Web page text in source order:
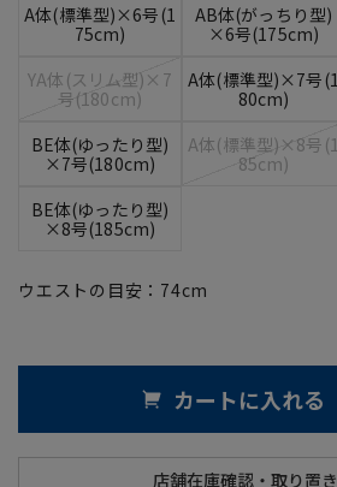
A体(標準型)×6号(1
75cm)
AB体(がっちり型)
×6号(175cm)
YA体(スリム型)×7
号(180cm)
A体(標準型)×7号(1
80cm)
BE体(ゆったり型)
×7号(180cm)
A体(標準型)×8号(1
85cm)
BE体(ゆったり型)
×8号(185cm)
ウエストの目安： 74cm
カートに入れる